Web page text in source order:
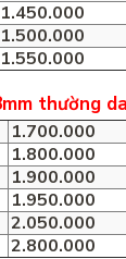
1.450.000
1.500.000
1.550.000
thường
1.700.000
1.800.000
1.900.000
1.950.000
2.050.000
2.800.000